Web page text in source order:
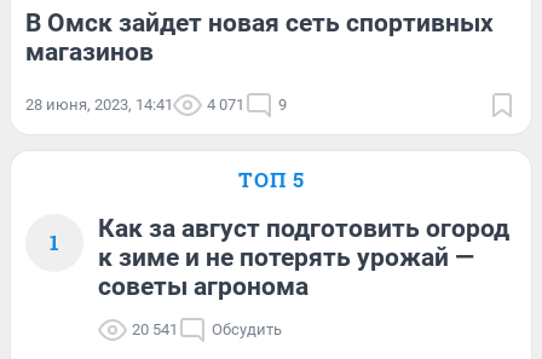
В Омск зайдет новая сеть спортивных
магазинов
28 июня, 2023, 14:41 4 071 9
ТОП 5
1
Как за август подготовить огород
к зиме и не потерять урожай —
советы агронома
20 541 Обсудить